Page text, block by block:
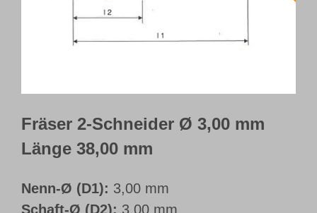
Webshop
Fräser 2-Schneider Ø 3,00 mm
Länge 38,00 mm
Nenn-Ø (D1): 3,00 mm
Schaft-Ø (D2): 3,00 mm